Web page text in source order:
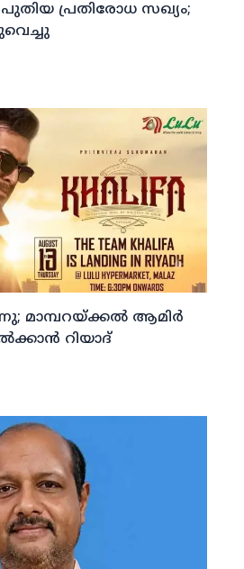
പുതിയ പ്രതിരോധ സഖ്യം;
മാമ്പറയ്ക്കല്‍ ആമിര്‍
റിയാദ്